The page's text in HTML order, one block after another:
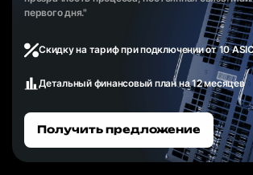
первого дня."
Скидку на тариф при подключении от 10
Детальный финансовый план на 12 месяцев
Получить предложение